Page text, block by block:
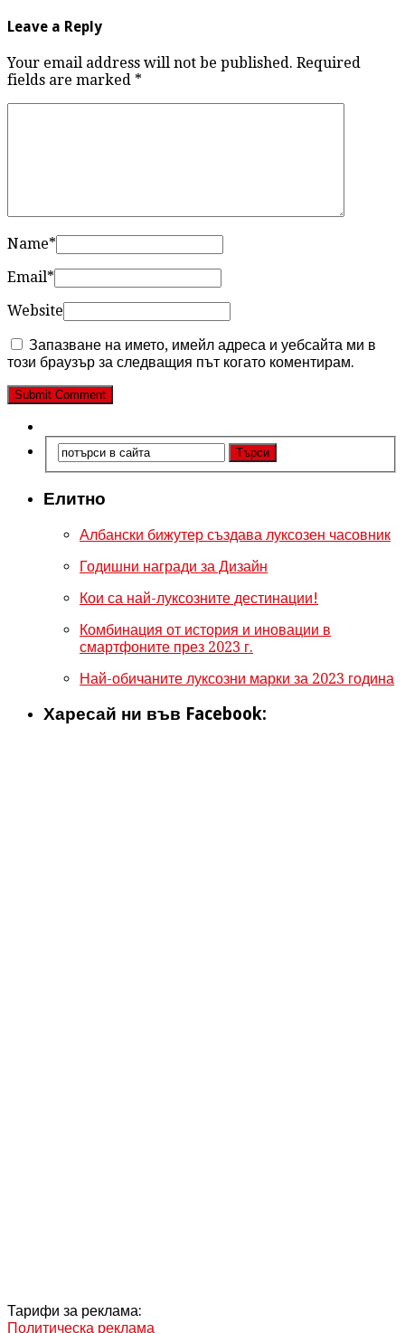
Leave a Reply
Your email address will not be published. Required
fields are marked *
Name*
Email*
Website
Запазване на името, имейл адреса и уебсайта ми в
този браузър за следващия път когато коментирам.
Елитно
Албански бижутер създава луксозен часовник
Годишни награди за Дизайн
Кои са най-луксозните дестинации!
Комбинация от история и иновации в
смартфоните през 2023 г.
Най-обичаните луксозни марки за 2023 година
Харесай ни във Facebook:
Тарифи за реклама:
Политическа реклама